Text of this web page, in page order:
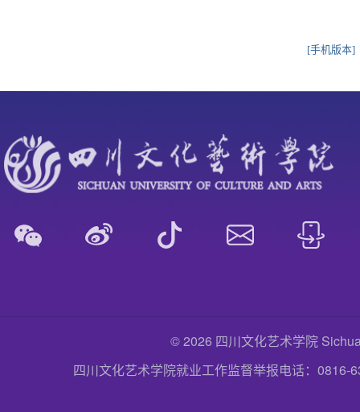
[手机版本]
© 2026 四川文化艺术学院
四川文化艺术学院就业工作监督举报电话：